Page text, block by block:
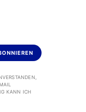
KANN ICH